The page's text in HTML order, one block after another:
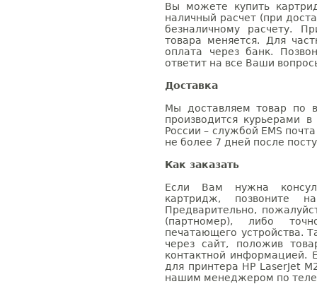
Вы можете купить
наличный расчет (при
безналичному расчету.
товара меняется. Для
оплата через банк.
ответит на все Ваши
Доставка
Мы доставляем товар по
производится курьерами
России – службой EMS
не более 7 дней после
Как заказать
Если Вам нужна
картридж, позвоните
Предварительно,
(партномер), либо
печатающего устройства.
через сайт, положив
контактной информацией.
для принтера HP LaserJet
нашим менеджером по